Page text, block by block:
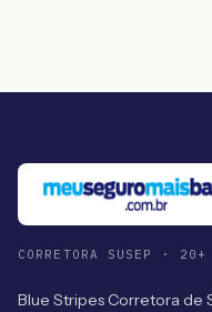
CORRETORA SUSEP · 20+
Blue Stripes Corretora de